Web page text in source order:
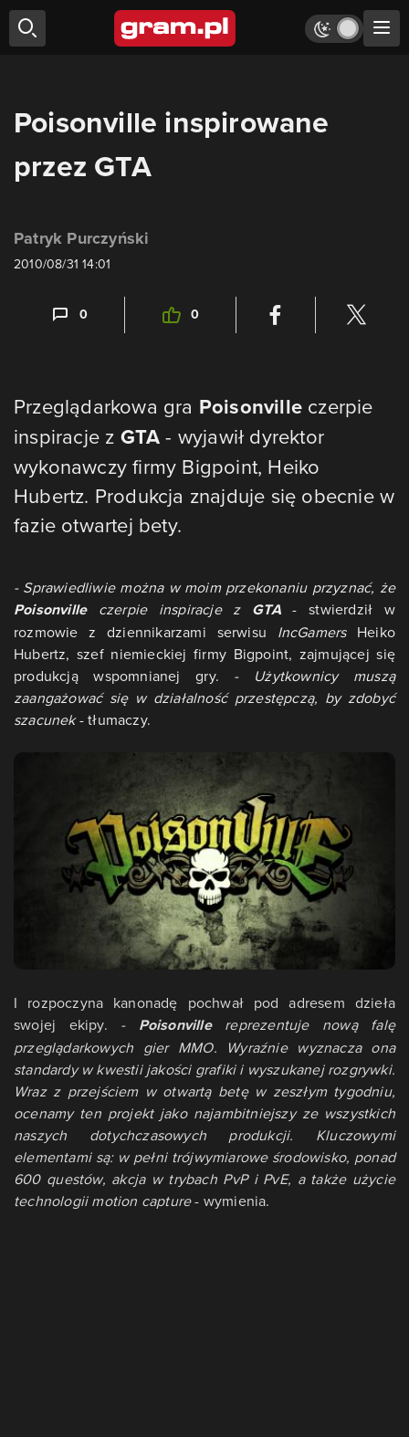
Poisonville inspirowane
przez GTA
Patryk Purczyński
2010/08/31 14:01
0 0
Przeglądarkowa gra Poisonville czerpie
inspiracje z GTA- wyjawił dyrektor
wykonawczy firmy Bigpoint, Heiko
Hubertz. Produkcja znajduje się obecnie w
fazie otwartej bety.
- Sprawiedliwie można w moim przekonaniu przyznać, że
Poisonvilleczerpie inspiracje z GTA- stwierdził w
rozmowie z dziennikarzami serwisu IncGamersHeiko
Hubertz, szef niemieckiej firmy Bigpoint, zajmującej się
produkcją wspomnianej gry. - Użytkownicy muszą
zaangażować się w działalność przestępczą, by zdobyć
szacunek- tłumaczy.
I rozpoczyna kanonadę pochwał pod adresem dzieła
swojej ekipy. - Poisonvillereprezentuje nową falę
przeglądarkowych gier MMO. Wyraźnie wyznacza ona
standardy w kwestii jakości grafiki i wyszukanej rozgrywki.
Wraz z przejściem w otwartą betę w zeszłym tygodniu,
ocenamy ten projekt jako najambitniejszy ze wszystkich
naszych dotychczasowych produkcji. Kluczowymi
elementami są: w pełni trójwymiarowe środowisko, ponad
600 questów, akcja w trybach PvP i PvE, a także użycie
technologii motion capture- wymienia.